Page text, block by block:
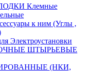
Клемные
к ним (Углы ,
Электроустановки
ШТЫРЬЕВЫЕ
(НКИ,